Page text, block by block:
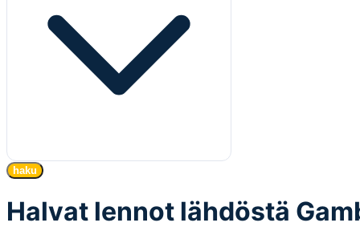
haku
Halvat lennot lähdöstä